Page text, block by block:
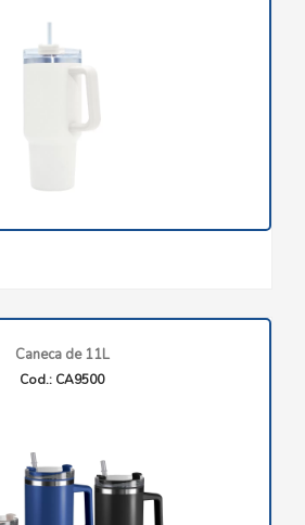
Caneca de 11L
Cod.: CA9500